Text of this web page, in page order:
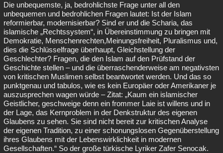
Die unbequemste, ja, bedrohlichste Frage unter all den
unbequemen und bedrohlichen Fragen lautet: Ist der Islam
reformierbar, modernisierbar? Sind er und die Scharia, das
islamische „Rechtssystem“, in Übereinstimmung zu bringen mit
Demokratie, Menschenrechten,Meinungsfreiheit, Pluralismus und,
dies die Schlüsselfrage überhaupt, Gleichstellung der
Geschlechter? Fragen, die den Islam auf den Prüfstand der
Geschichte stellen – und die überraschenderweise am negativsten
von kritischen Muslimen selbst beantwortet werden. Und das so
punktgenau und tabulos, wie es kein Europäer oder Amerikaner je
auszusprechen wagen würde – Zitat: „Kaum ein islamischer
Geistlicher, geschweige denn ein frommer Laie ist willens und in
der Lage, das Kernproblem in der Denkstruktur des eigenen
Glaubens zu sehen. Sie sind nicht bereit zur kritischen Analyse
der eigenen Tradition, zu einer schonungslosen Gegenüberstellung
ihres Glaubens mit der Lebenswirklichkeit in modernen
Gesellschaften.“ So der große türkische Lyriker Zafer Senocak.